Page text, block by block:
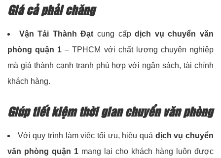
Giá cả phải chăng
Vận Tải Thành Đạt cung cấpdịch vụ chuyển văn
phòng quận 1 – TPHCM với chất lượng chuyên nghiệp
mà giá thành cạnh tranh phù hợp với ngân sách, tài chính
khách hàng.
Giúp tiết kiệm thời gian chuyển văn phòng
Với quy trình làm việc tối ưu, hiệu quả dịch vụ chuyển
văn phòng quận 1 mang lại cho khách hàng luôn được